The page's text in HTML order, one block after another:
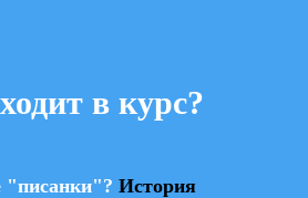
в курс?
"писанки"? История